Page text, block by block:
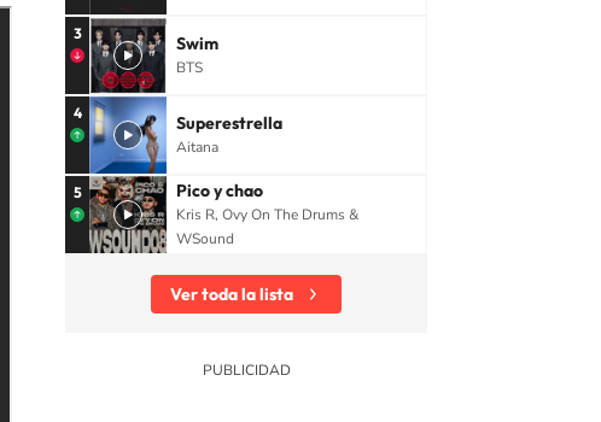
3 Swim
BTS
4 Superestrella
Aitana
5 Pico y chao
Kris R, Ovy On The Drums &
WSound
Ver toda la lista